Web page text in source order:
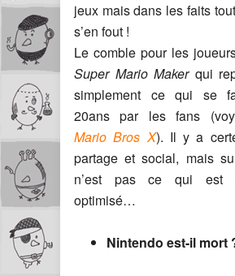
jeux mais dans les faits
s’en fout !
Le comble pour les
Super Mario Makerqui
simplement ce qui se
20ans par les fans
Mario Bros X). Il y a
partage et social, mais
n’est pas ce qui est
optimisé…
Nintendo est-il mort